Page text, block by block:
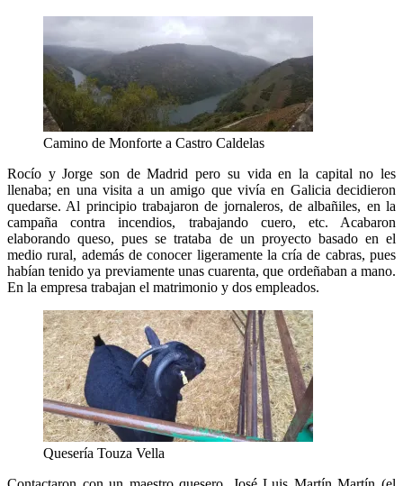
Camino de Monforte a Castro Caldelas
Rocío y Jorge son de Madrid pero su vida en la capital no les
llenaba; en una visita a un amigo que vivía en Galicia decidieron
quedarse. Al principio trabajaron de jornaleros, de albañiles, en la
campaña contra incendios, trabajando cuero, etc. Acabaron
elaborando queso, pues se trataba de un proyecto basado en el
medio rural, además de conocer ligeramente la cría de cabras, pues
habían tenido ya previamente unas cuarenta, que ordeñaban a mano.
En la empresa trabajan el matrimonio y dos empleados.
Quesería Touza Vella